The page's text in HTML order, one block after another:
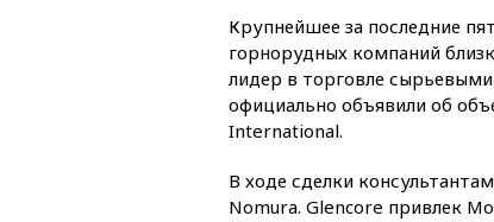
Крупнейшее за последние
горнорудных компаний
лидер в торговле
официально объявили об
International.
В ходе сделки
Nomura. Glencore привлек